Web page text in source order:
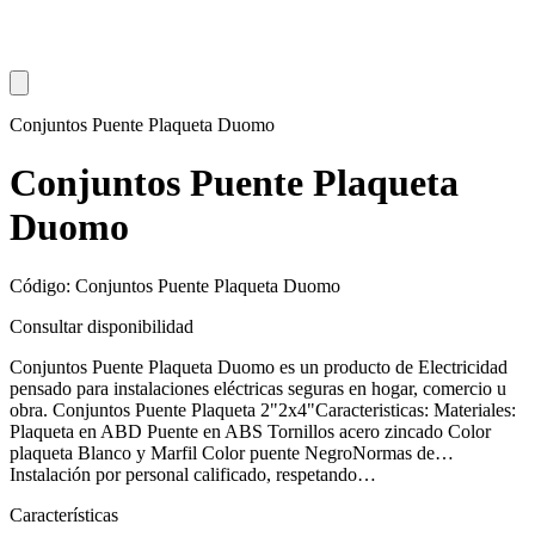
Conjuntos Puente Plaqueta Duomo
Conjuntos Puente Plaqueta
Duomo
Código: Conjuntos Puente Plaqueta Duomo
Consultar disponibilidad
Conjuntos Puente Plaqueta Duomo es un producto de Electricidad
pensado para instalaciones eléctricas seguras en hogar, comercio u
obra. Conjuntos Puente Plaqueta 2"2x4"Caracteristicas: Materiales:
Plaqueta en ABD Puente en ABS Tornillos acero zincado Color
plaqueta Blanco y Marfil Color puente NegroNormas de…
Instalación por personal calificado, respetando…
Características